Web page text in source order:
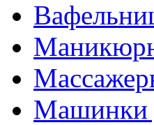
Машинки